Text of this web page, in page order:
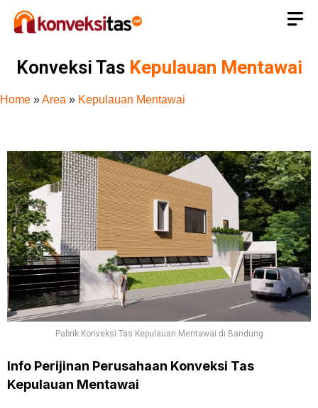
Konveksi Tas Kepulauan Mentawai
Home »Area » Kepulauan Mentawai
Pabrik Konveksi Tas Kepulauan Mentawai di Bandung
Info Perijinan Perusahaan Konveksi Tas
Kepulauan Mentawai